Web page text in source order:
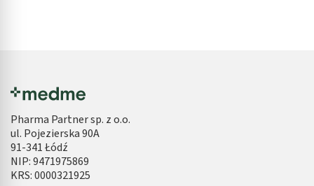
Pharma Partner sp. z o.o.
ul. Pojezierska 90A
91-341 Łódź
NIP: 9471975869
KRS: 0000321925